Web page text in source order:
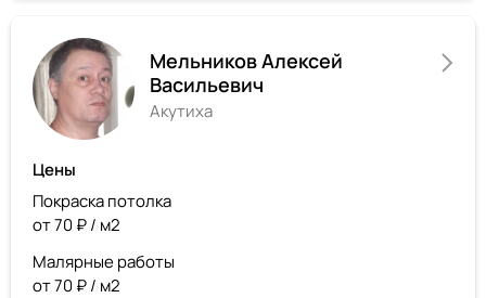
Мельников Алексей
Васильевич
Акутиха
Цены
Покраска потолка
от 70 ₽ / м2
Малярные работы
от 70 ₽ / м2